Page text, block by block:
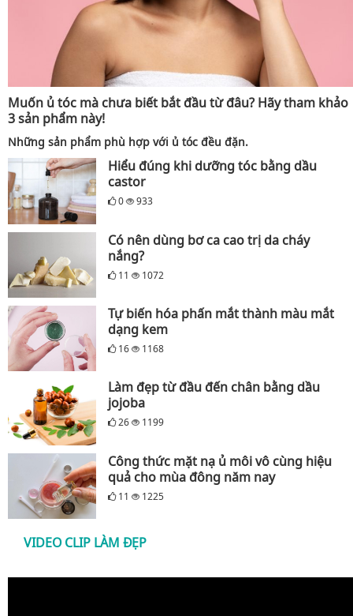
Muốn ủ tóc mà chưa biết bắt đầu từ đâu? Hãy tham khảo
3 sản phẩm này!
Những sản phẩm phù hợp với ủ tóc đều đặn.
Hiểu đúng khi dưỡng tóc bằng dầu
castor
0 933
Có nên dùng bơ ca cao trị da cháy
nắng?
11 1072
Tự biến hóa phấn mắt thành màu mắt
dạng kem
16 1168
Làm đẹp từ đầu đến chân bằng dầu
jojoba
26 1199
Công thức mặt nạ ủ môi vô cùng hiệu
quả cho mùa đông năm nay
11 1225
VIDEO CLIP LÀM ĐẸP